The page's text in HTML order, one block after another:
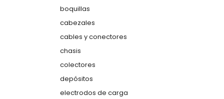
boquillas
cabezales
cables y conectores
chasis
colectores
depósitos
electrodos de carga